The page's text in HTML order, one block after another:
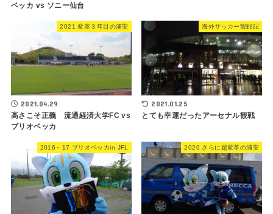
ベッカ vs ソニー仙台
2021 変革３年目の浦安
2021.04.29
高さこそ正義 流通経済大学FC vs
ブリオベッカ
海外サッカー観戦記
2021.01.25
とても幸運だったアーセナル観戦
2016～17 ブリオベッカin JFL 2020 さらに超変革の浦安